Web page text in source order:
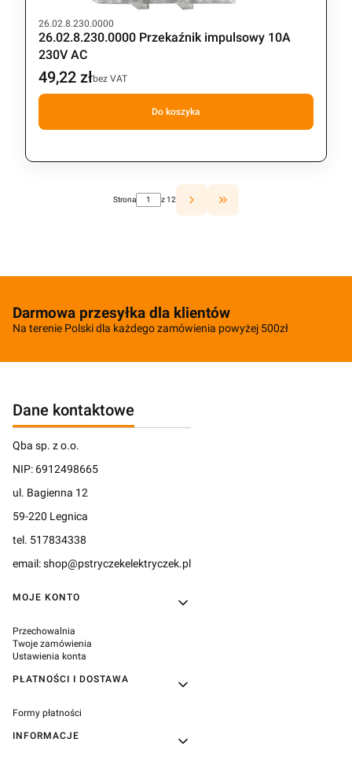
Kod produktu
26.02.8.230.0000
26.02.8.230.0000 Przekaźnik impulsowy 10A
230V AC
Cena
49,22 złbez VAT
Do koszyka
Strona z 12 Przejdź do ostatniej strony z
Darmowa przesyłka dla klientów
Na terenie Polski dla każdego zamówienia powyżej 500zł
Dane kontaktowe
Qba sp. z o.o.
NIP: 6912498665
ul. Bagienna 12
59-220 Legnica
tel. 517834338
email: shop@pstryczekelektryczek.pl
Linki w stopce
MOJE KONTO
Przechowalnia
Twoje zamówienia
Ustawienia konta
PŁATNOŚCI I DOSTAWA
Formy płatności
INFORMACJE